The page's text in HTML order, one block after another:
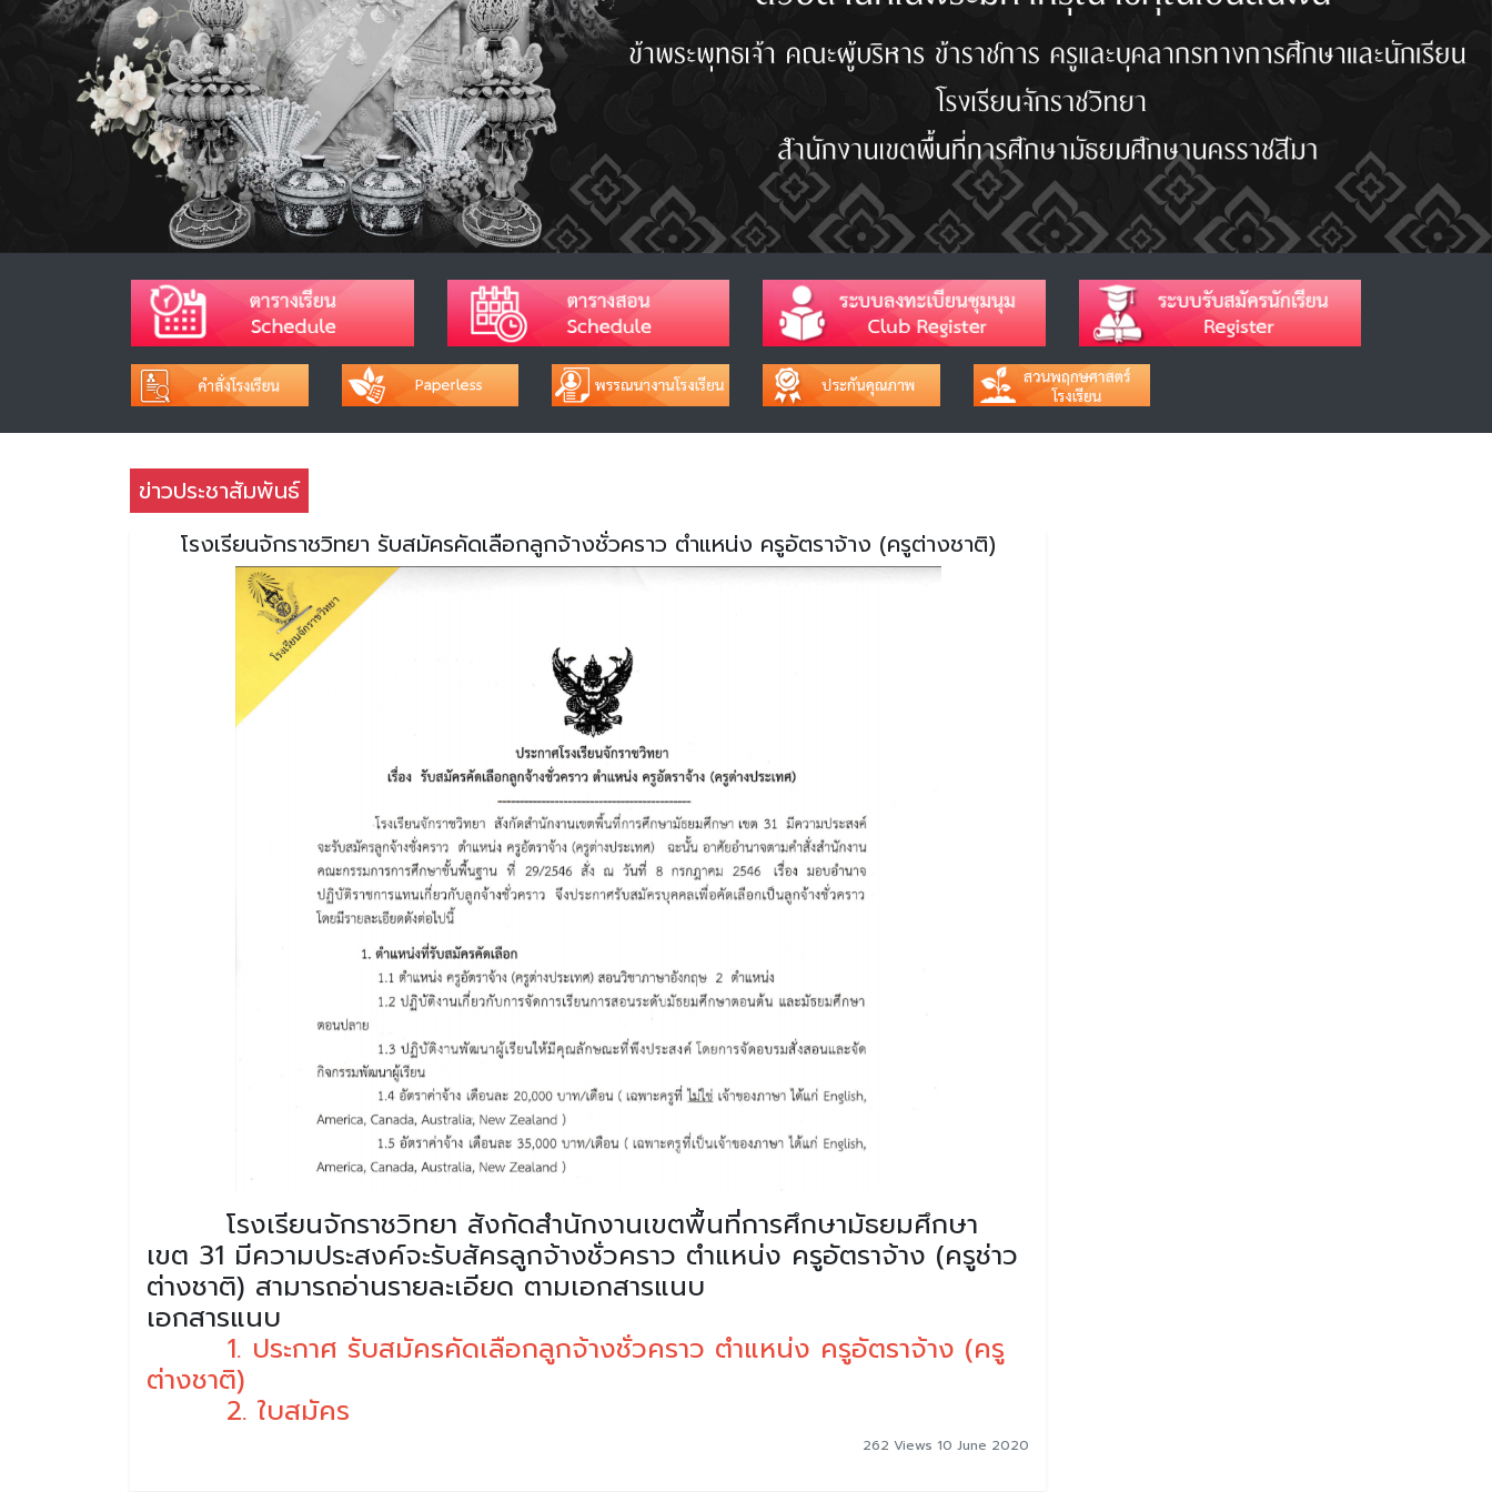
ข่าวประชาสัมพันธ์
โรงเรียนจักราชวิทยา รับสมัครคัดเลือกลูกจ้างชั่วคราว ตำแหน่ง ครูอัตราจ้าง (ครูต่างชาติ)
โรงเรียนจักราชวิทยา สังกัดสำนักงานเขตพื้นที่การศึกษามัธยมศึกษา
เขต 31 มีความประสงค์จะรับสัครลูกจ้างชั่วคราว ตำแหน่ง ครูอัตราจ้าง (ครูช่าว
ต่างชาติ) สามารถอ่านรายละเอียด ตามเอกสารแนบ
เอกสารแนบ
1. ประกาศ รับสมัครคัดเลือกลูกจ้างชั่วคราว ตำแหน่ง ครูอัตราจ้าง (ครู
ต่างชาติ)
2. ใบสมัคร
262 Views 10 June 2020